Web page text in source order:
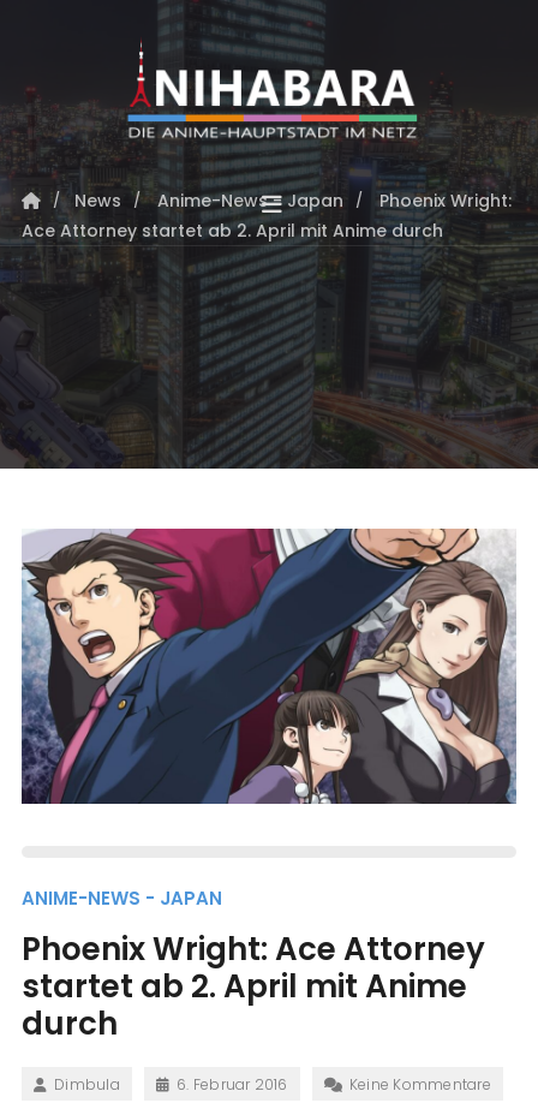
News Anime-News - Japan
Phoenix Wright:
Ace Attorney startet ab 2. April mit Anime durch
ANIME-NEWS - JAPAN
Phoenix Wright: Ace Attorney
startet ab 2. April mit Anime
durch
Dimbula 6. Februar 2016 Keine Kommentare